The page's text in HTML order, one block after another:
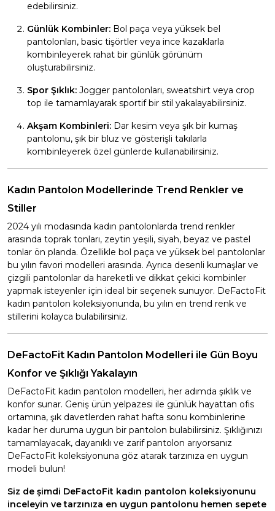
edebilirsiniz.
Günlük Kombinler: Bol paça veya yüksek bel
pantolonları, basic tişörtler veya ince kazaklarla
kombinleyerek rahat bir günlük görünüm
oluşturabilirsiniz.
Spor Şıklık: Jogger pantolonları, sweatshirt veya crop
top ile tamamlayarak sportif bir stil yakalayabilirsiniz.
Akşam Kombinleri: Dar kesim veya şık bir kumaş
pantolonu, şık bir bluz ve gösterişli takılarla
kombinleyerek özel günlerde kullanabilirsiniz.
Kadın Pantolon Modellerinde Trend Renkler ve
Stiller
2024 yılı modasında kadın pantolonlarda trend renkler
arasında toprak tonları, zeytin yeşili, siyah, beyaz ve pastel
tonlar ön planda. Özellikle bol paça ve yüksek bel pantolonlar
bu yılın favori modelleri arasında. Ayrıca desenli kumaşlar ve
çizgili pantolonlar da hareketli ve dikkat çekici kombinler
yapmak isteyenler için ideal bir seçenek sunuyor. DeFactoFit
kadın pantolon koleksiyonunda, bu yılın en trend renk ve
stillerini kolayca bulabilirsiniz.
DeFactoFit Kadın Pantolon Modelleri ile Gün Boyu
Konfor ve Şıklığı Yakalayın
DeFactoFit kadın pantolon modelleri, her adımda şıklık ve
konfor sunar. Geniş ürün yelpazesi ile günlük hayattan ofis
ortamına, şık davetlerden rahat hafta sonu kombinlerine
kadar her duruma uygun bir pantolon bulabilirsiniz. Şıklığınızı
tamamlayacak, dayanıklı ve zarif pantolon arıyorsanız
DeFactoFit koleksiyonuna göz atarak tarzınıza en uygun
modeli bulun!
Siz de şimdi DeFactoFit kadın pantolon koleksiyonunu
inceleyin ve tarzınıza en uygun pantolonu hemen sepete